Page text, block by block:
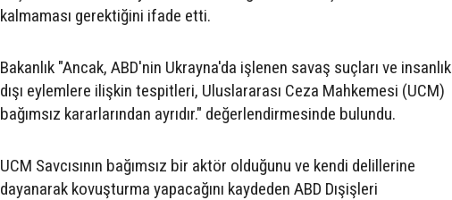
kalmaması gerektiğini ifade etti.
Bakanlık "Ancak, ABD'nin Ukrayna'da işlenen savaş suçları ve insanlık
dışı eylemlere ilişkin tespitleri, Uluslararası Ceza Mahkemesi (UCM)
bağımsız kararlarından ayrıdır." değerlendirmesinde bulundu.
UCM Savcısının bağımsız bir aktör olduğunu ve kendi delillerine
dayanarak kovuşturma yapacağını kaydeden ABD Dışişleri